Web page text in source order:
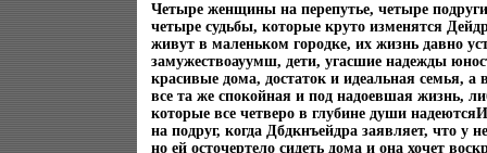
Четыре женщины на перепутье, четыре
четыре судьбы, которые круто изменятся
живут в маленьком городке, их жизнь давно
замужествоауумш, дети, угасшие надежды
красивые дома, достаток и идеальная семья,
все та же спокойная и под надоевшая жизнь,
которые все четверо в глубине души
на подруг, когда Дбдкнъейдра заявляет, что у
но ей осточертело сидеть дома и она хочет